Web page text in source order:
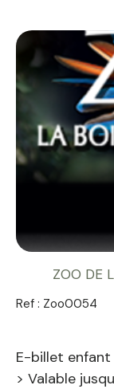
ZOO DE
Ref : Zoo0054
E-billet enfant
> Valable